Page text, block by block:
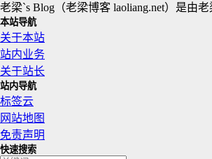
老梁`s Blog（老梁博客 laoliang.net）是由
本站导航
关于本站
站内业务
关于站长
站内导航
标签云
网站地图
免责声明
快速搜索